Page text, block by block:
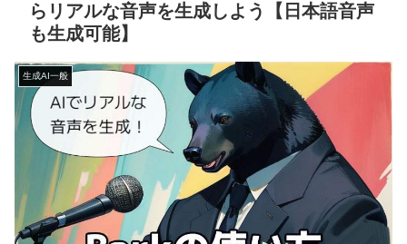
らリアルな音声を生成しよう【日本語音声
も生成可能】
生成AI一般